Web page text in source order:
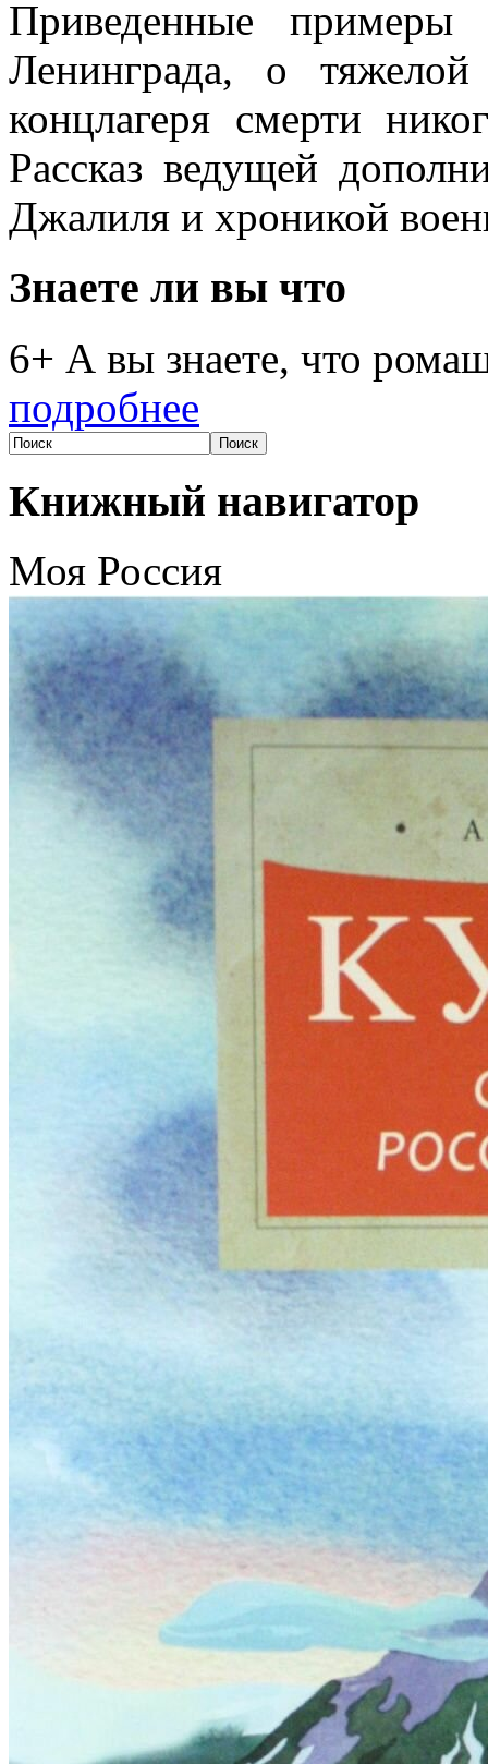
Приведенные примеры
Ленинграда, о
концлагеря смерти
Рассказ ведущей
Джалиля и хроникой
Знаете ли вы что
6+ А вы знаете, что
подробнее
Книжный навигатор
Моя Россия